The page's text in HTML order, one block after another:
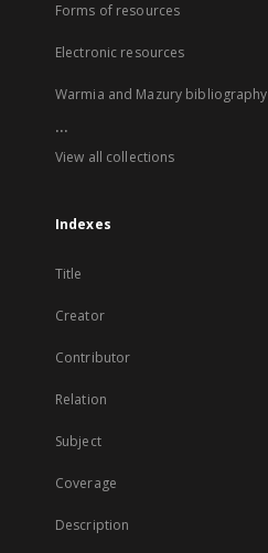
Forms of resources
Electronic resources
Warmia and Mazury bibliography
...
View all collections
Indexes
Title
Creator
Contributor
Relation
Subject
Coverage
Description